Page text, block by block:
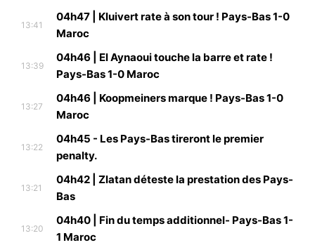
13:41
04h47 | Kluivert rate à son tour ! Pays-Bas 1-0
Maroc
13:39
04h46 | El Aynaoui touche la barre et rate !
Pays-Bas 1-0 Maroc
13:27
04h46 | Koopmeiners marque ! Pays-Bas 1-0
Maroc
13:22
04h45 - Les Pays-Bas tireront le premier
penalty.
13:21
04h42 | Zlatan déteste la prestation des Pays-
Bas
13:20
04h40 | Fin du temps additionnel- Pays-Bas 1-
1 Maroc